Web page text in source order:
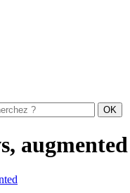
augmented